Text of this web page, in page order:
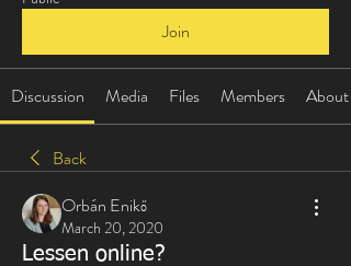
Join
Discussion Media Files Members About
Back
Orbán Enikő
March 20, 2020
Lessen online?